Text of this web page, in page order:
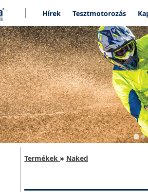
Hírek Tesztmotorozás
Termékek » Naked